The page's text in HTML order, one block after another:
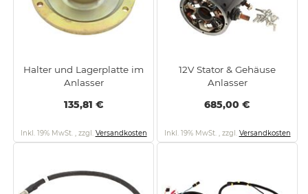
Halter und Lagerplatte im
Anlasser
135,81 €
Inkl. 19% MwSt. , zzgl. Versandkosten
12V Stator & Gehäuse
Anlasser
685,00 €
Inkl. 19% MwSt. , zzgl. Versandkosten